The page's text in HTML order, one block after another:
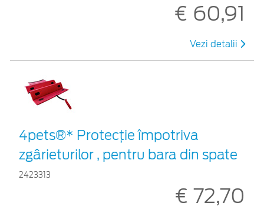
€ 60,91
Vezi detalii
4pets®* Protecție împotriva
zgârieturilor , pentru bara din spate
2423313
€ 72,70